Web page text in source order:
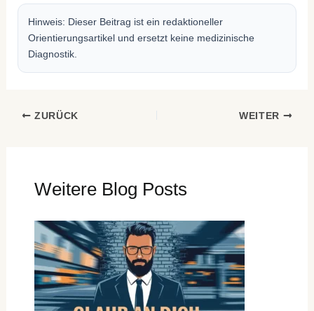
Hinweis: Dieser Beitrag ist ein redaktioneller
Orientierungsartikel und ersetzt keine medizinische
Diagnostik.
ZURÜCK WEITER
Weitere Blog Posts